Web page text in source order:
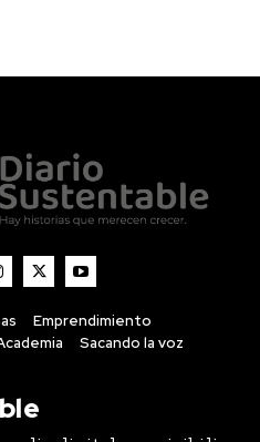
Emprendimiento
Academia
digital que visibiliza
impacto positivo.